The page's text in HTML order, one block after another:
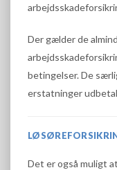
Der gælder de
betingelser. De
erstatninger
Det er også muligt